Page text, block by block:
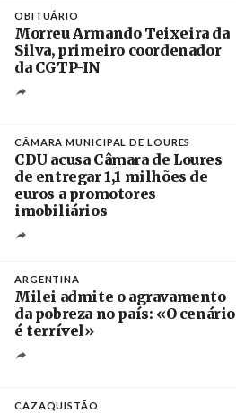
OBITUÁRIO
Morreu Armando Teixeira da
Silva, primeiro coordenador
da CGTP-IN
CÂMARA MUNICIPAL DE LOURES
CDU acusa Câmara de Loures
de entregar 1,1 milhões de
euros a promotores
imobiliários
ARGENTINA
Milei admite o agravamento
da pobreza no país: «O cenário
é terrível»
CAZAQUISTÃO